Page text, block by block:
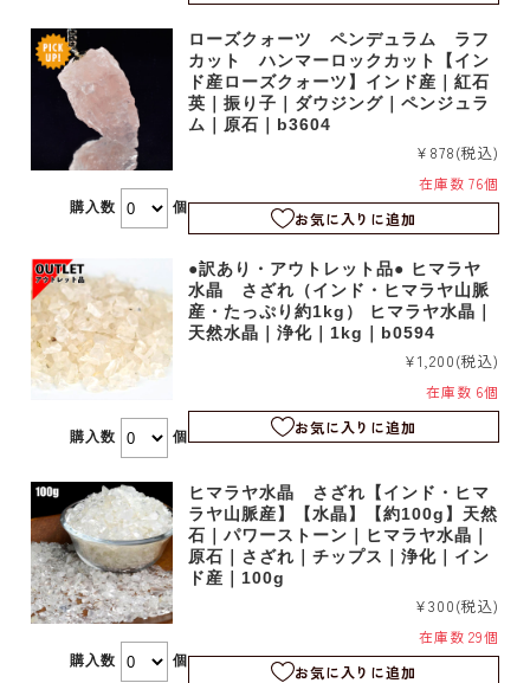
ローズクォーツ ペンデュラム ラフ
カット ハンマーロックカット【イン
ド産ローズクォーツ】インド産｜紅石
英｜振り子｜ダウジング｜ペンジュラ
ム｜原石｜b3604
¥878(税込)
在庫数 76個
お気に入りに追加
購入数 個
●訳あり・アウトレット品● ヒマラヤ
水晶 さざれ（インド・ヒマラヤ山脈
産・たっぷり約1kg） ヒマラヤ水晶｜
天然水晶｜浄化｜1kg｜b0594
¥1,200(税込)
在庫数 6個
お気に入りに追加
購入数 個
ヒマラヤ水晶 さざれ【インド・ヒマ
ラヤ山脈産】【水晶】【約100g】天然
石｜パワーストーン｜ヒマラヤ水晶｜
原石｜さざれ｜チップス｜浄化｜イン
ド産｜100g
¥300(税込)
在庫数 29個
お気に入りに追加
購入数 個